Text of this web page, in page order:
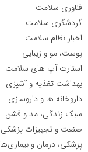
فناوری سلامت
گردشگری سلامت
اخبار نظام سلامت
پوست، مو و زیبایی
استارت آپ های سلامت
بهداشت تغذیه و آشپزی
داروخانه ها و داروسازی
سبک زندگی، مد و فشن
صنعت و تجهیزات پزشکی
پزشکی، درمان و بیماری‌ها